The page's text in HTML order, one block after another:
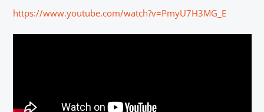
https://www.youtube.com/watch?v=PmyU7H3MG_E